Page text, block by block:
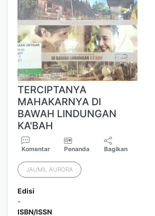
TERCIPTANYA
MAHAKARNYA DI
BAWAH LINDUNGAN
KA'BAH
Komentar Penanda Bagikan
JAUMIL AURORA
Edisi
-
ISBN/ISSN